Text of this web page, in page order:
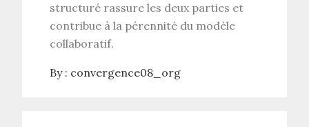
structuré rassure les deux parties et
contribue à la pérennité du modèle
collaboratif.
By : convergence08_org